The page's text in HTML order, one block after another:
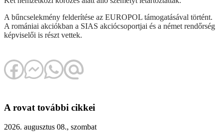
A bűncselekmény felderítése az EUROPOL támogatásával történt.
A romániai akciókban a SIAS akciócsoportjai és a német rendőrség
képviselői is részt vettek.
A rovat további cikkei
2026. augusztus 08., szombat